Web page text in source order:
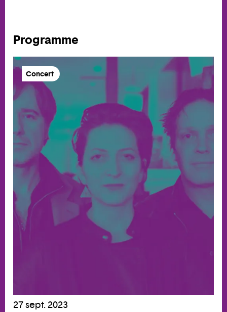
Programme
Concert
27 sept. 2023